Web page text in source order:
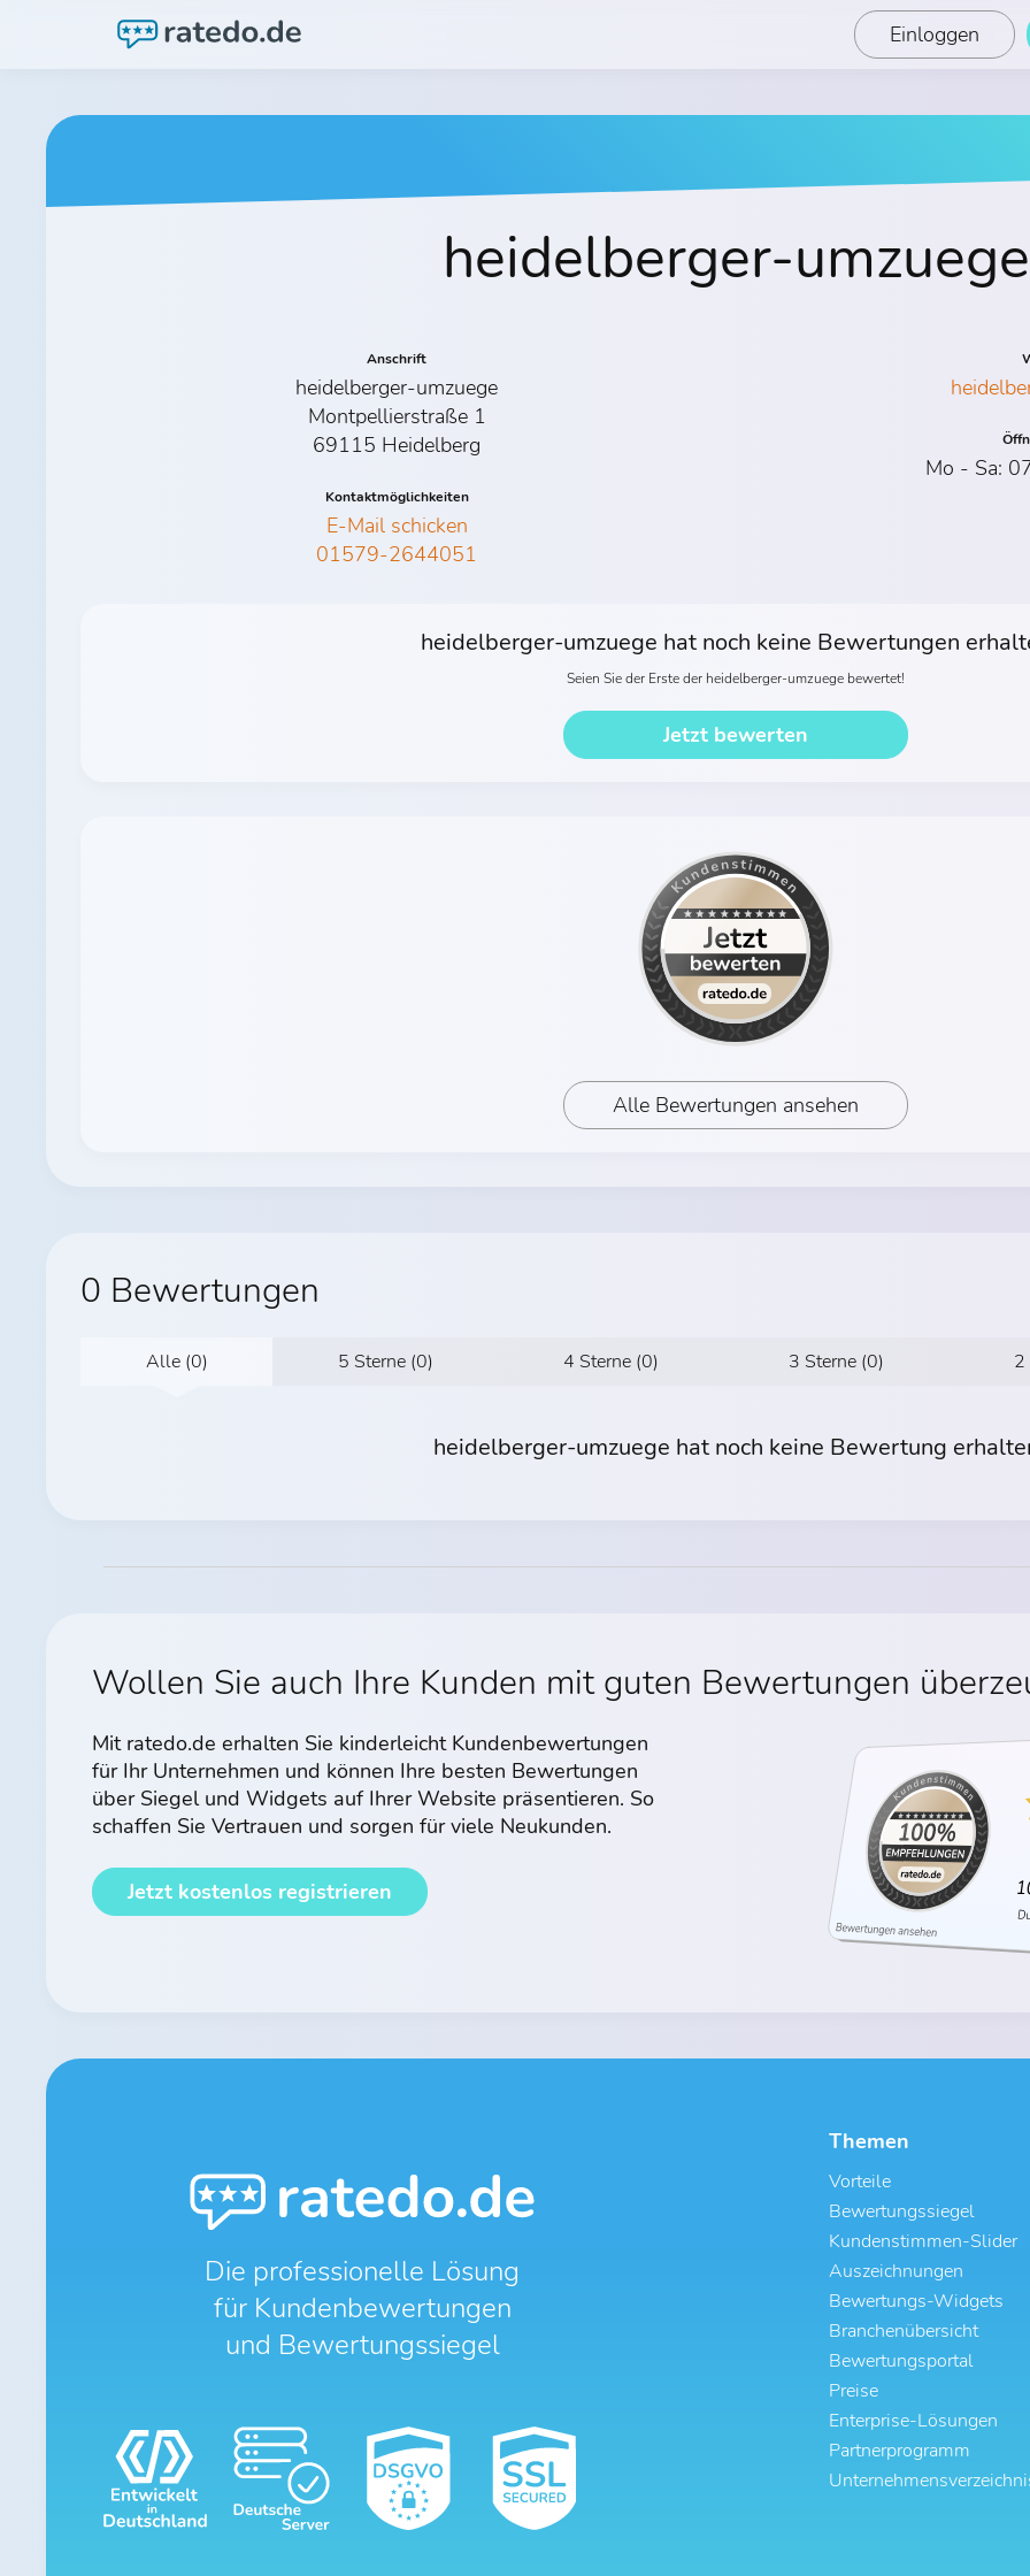
Einloggen
heidelberger-umzuege
Anschrift
heidelberger-umzuege
Montpellierstraße 1
69115 Heidelberg
Kontaktmöglichkeiten
E-Mail schicken
01579-2644051
Mo - Sa:
heidelberger-umzuege hat noch keine Bewertungen
Seien Sie der Erste der heidelberger-umzuege bewertet!
Jetzt bewerten
Alle Bewertungen ansehen
0 Bewertungen
Alle (0) 5 Sterne (0) 4 Sterne (0) 3 Sterne (0) 2
heidelberger-umzuege hat noch keine Bewertung
Wollen Sie auch Ihre Kunden mit guten Bewertungen
Mit ratedo.de erhalten Sie kinderleicht Kundenbewertungen
für Ihr Unternehmen und können Ihre besten Bewertungen
über Siegel und Widgets auf Ihrer Website präsentieren. So
schaffen Sie Vertrauen und sorgen für viele Neukunden.
Jetzt kostenlos registrieren
Die professionelle Lösung
für Kundenbewertungen
und Bewertungssiegel
Themen
Vorteile
Bewertungssiegel
Kundenstimmen-Slider
Auszeichnungen
Bewertungs-Widgets
Branchenübersicht
Bewertungsportal
Preise
Enterprise-Lösungen
Partnerprogramm